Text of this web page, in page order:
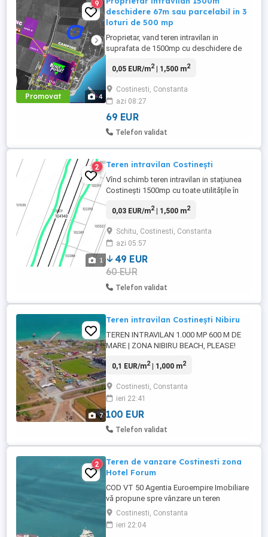
Promovat 4
9
deschidere 67m sau parcelabil in 3
loturi de 500 mp
Proprietar, vand teren intravilan in
suprafata de 1500mp cu deschidere de
8m latime. Utilitatile (curent, apa,
parcela terenul in 3 loturi de 500m fiecare.
Terenul este intarusat topografic,
cadastru , certificat de urbanism ...
0,05 EUR/m2| 1,500 m2
Costinesti, Constanta
azi 08:27
69 EUR
Telefon validat
1
2 Teren intravilan Costinești
Vînd schimb teren intravilan in stațiunea
Costinești 1500mp cu toate utilitățile în
curent. canalizare cadastru intabulare
minute de Nibir . Prețul de 59.99 euro mp
se mai multe detali sunați la Tel
0,03 EUR/m2| 1,500 m2
Schitu, Costinesti, Constanta
azi 05:57
49 EUR
60 EUR
Telefon validat
7
Teren intravilan Costinești Nibiru
TEREN INTRAVILAN 1.000 MP 600 M DE
MARE | ZONA NIBIRU BEACH, PLEASE!
litoral! Direct proprietar, Se oferă spre
1.000 mp, situat într-o zonă cu un potențial
foarte bun de dezvoltare, la limita cu zona
Nibiru și campingul ...
0,1 EUR/m2| 1,000 m2
Costinesti, Constanta
ieri 22:41
100 EUR
Telefon validat
2
Teren de vanzare Costinesti zona
Hotel Forum
COD VT 50 Agentia Euroempire Imobiliare
vă propune spre vânzare un teren
intravilan situat in statiunea Costinesti
zona hotel Forum , avand o suprafata de
1000 mp intr-o zona in plina dezvoltare.
Costinesti, Constanta
ieri 22:04